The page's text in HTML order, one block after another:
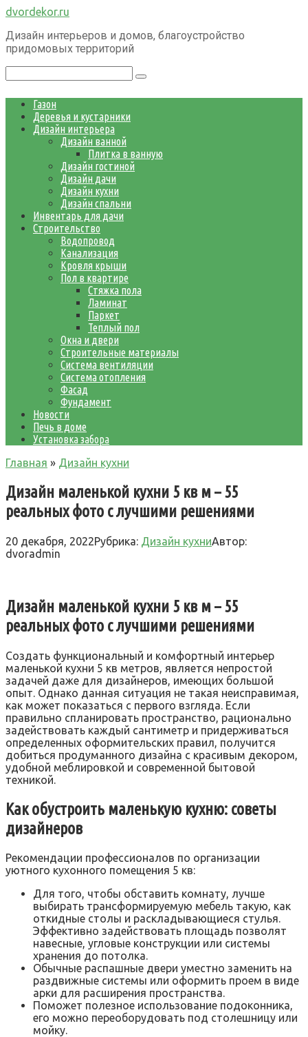
Перейти
контенту
dvordekor.ru
Дизайн интерьеров и домов, благоустройство
придомовых территорий
Газон
Деревья и кустарники
Дизайн интерьера
Дизайн ванной
Плитка в ванную
Дизайн гостиной
Дизайн дачи
Дизайн кухни
Дизайн спальни
Инвентарь для дачи
Строительство
Водопровод
Канализация
Кровля крыши
Пол в квартире
Стяжка пола
Ламинат
Паркет
Теплый пол
Окна и двери
Строительные материалы
Система вентиляции
Система отопления
Фасад
Фундамент
Новости
Печь в доме
Установка забора
Главная » Дизайн кухни
Дизайн маленькой кухни 5 кв м – 55
реальных фото с лучшими решениями
20 декабря, 2022Рубрика: Дизайн кухниАвтор:
dvoradmin
Дизайн маленькой кухни 5 кв м – 55
реальных фото с лучшими решениями
Создать функциональный и комфортный интерьер
маленькой кухни 5 кв метров, является непростой
задачей даже для дизайнеров, имеющих большой
опыт. Однако данная ситуация не такая неисправимая,
как может показаться с первого взгляда. Если
правильно спланировать пространство, рационально
задействовать каждый сантиметр и придерживаться
определенных оформительских правил, получится
добиться продуманного дизайна с красивым декором,
удобной меблировкой и современной бытовой
техникой.
Как обустроить маленькую кухню: советы
дизайнеров
Рекомендации профессионалов по организации
уютного кухонного помещения 5 кв:
Для того, чтобы обставить комнату, лучше
выбирать трансформируемую мебель такую, как
откидные столы и раскладывающиеся стулья.
Эффективно задействовать площадь позволят
навесные, угловые конструкции или системы
хранения до потолка.
Обычные распашные двери уместно заменить на
раздвижные системы или оформить проем в виде
арки для расширения пространства.
Поможет полезное использование подоконника,
его можно переоборудовать под столешницу или
мойку.